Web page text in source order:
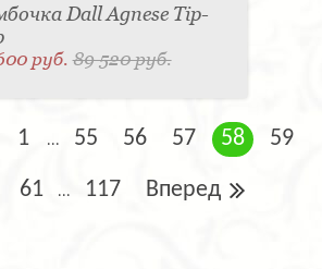
Dall Agnese Tip-
руб.89 520 руб.
1 ... 55 56 57 58 59
61 ... 117 Вперед